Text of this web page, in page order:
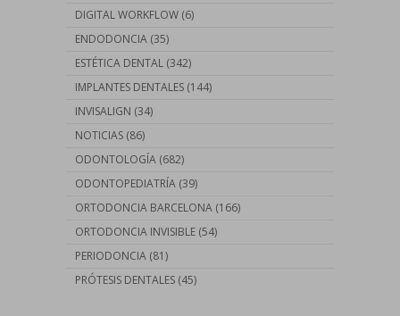
DIGITAL WORKFLOW (6)
ENDODONCIA (35)
ESTÉTICA DENTAL (342)
IMPLANTES DENTALES (144)
INVISALIGN (34)
NOTICIAS (86)
ODONTOLOGÍA (682)
ODONTOPEDIATRÍA (39)
ORTODONCIA BARCELONA (166)
ORTODONCIA INVISIBLE (54)
PERIODONCIA (81)
PRÓTESIS DENTALES (45)